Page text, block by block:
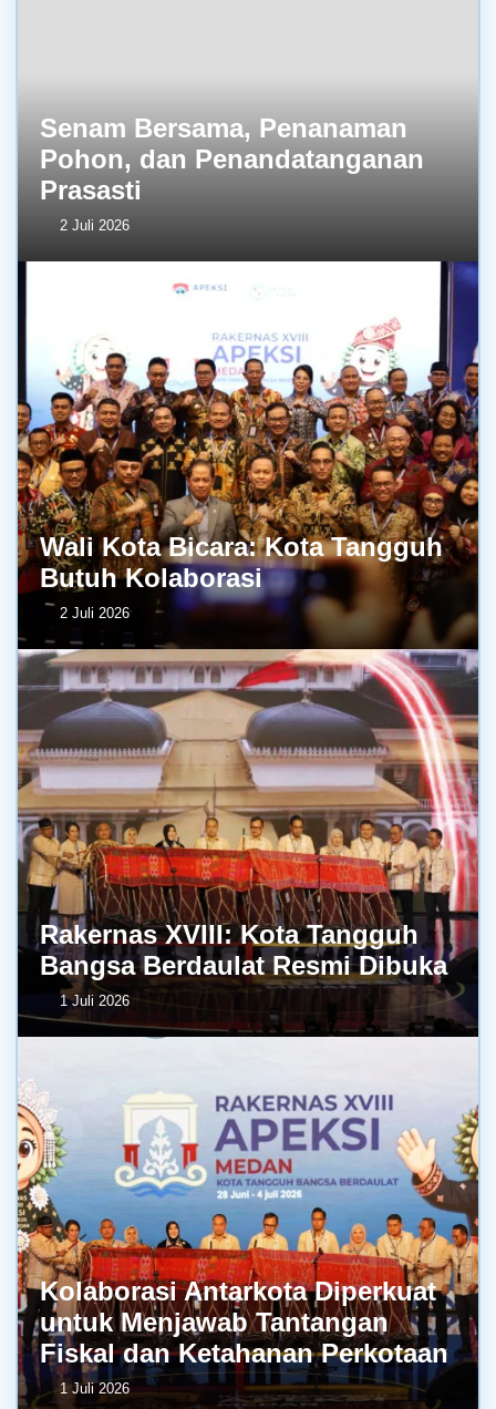
Senam Bersama, Penanaman
Pohon, dan Penandatanganan
Prasasti
2 Juli 2026
Wali Kota Bicara: Kota Tangguh
Butuh Kolaborasi
2 Juli 2026
Rakernas XVIII: Kota Tangguh
Bangsa Berdaulat Resmi Dibuka
1 Juli 2026
Kolaborasi Antarkota Diperkuat
untuk Menjawab Tantangan
Fiskal dan Ketahanan Perkotaan
1 Juli 2026